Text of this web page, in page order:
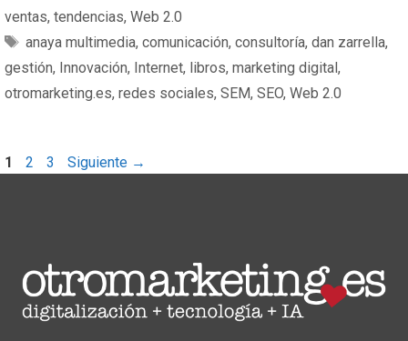
enfoque,google adwords
ventas,tendencias,Web 2.0
anaya multimedia,comunicación ,consultoría,dan zarrella
gestión,Innovación,Internet,libros,marketing digital,
1 2 3 Siguiente →